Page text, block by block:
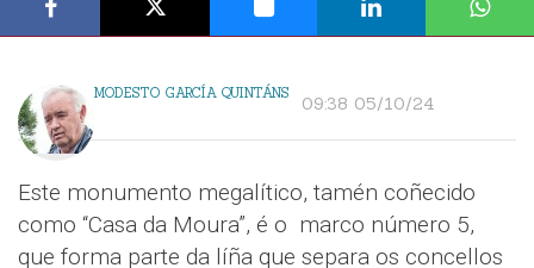
MODESTO GARCÍA QUINTÁNS 09:38 05/10/24
Este monumento megalítico, tamén coñecido
como “Casa da Moura”, é o marco número 5,
que forma parte da líña que separa os concellos